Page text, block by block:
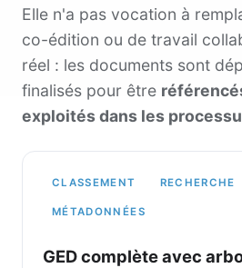
Elle n'a pas vocation à
co-édition ou de travail
réel : les documents sont
finalisés pour être
exploités dans les
CLASSEMENT RECHERCHE
MÉTADONNÉES
GED complète avec